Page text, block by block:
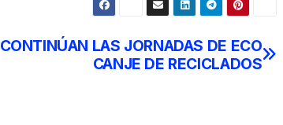
CONTINÚAN LAS JORNADAS DE ECO
CANJE DE RECICLADOS